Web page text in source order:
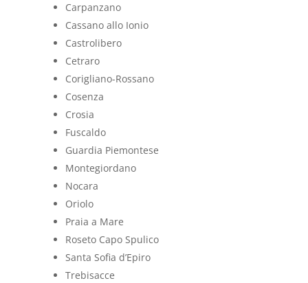
Carpanzano
Cassano allo Ionio
Castrolibero
Cetraro
Corigliano-Rossano
Cosenza
Crosia
Fuscaldo
Guardia Piemontese
Montegiordano
Nocara
Oriolo
Praia a Mare
Roseto Capo Spulico
Santa Sofia d’Epiro
Trebisacce